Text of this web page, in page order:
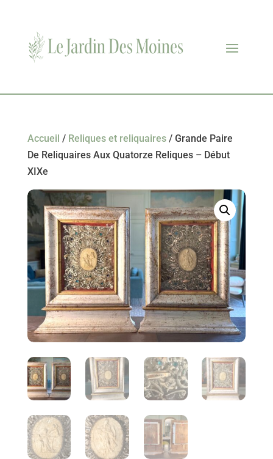
Accueil / Reliques et reliquaires/ Grande Paire
De Reliquaires Aux Quatorze Reliques – Début
XIXe